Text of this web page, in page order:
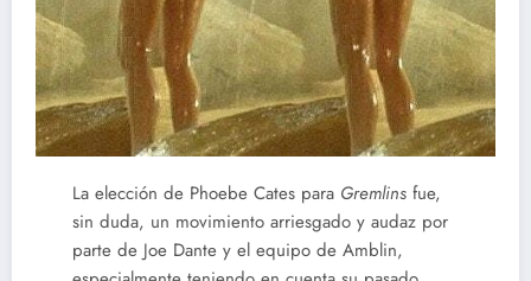
La elección de Phoebe Cates para Gremlins fue,
sin duda, un movimiento arriesgado y audaz por
parte de Joe Dante y el equipo de Amblin,